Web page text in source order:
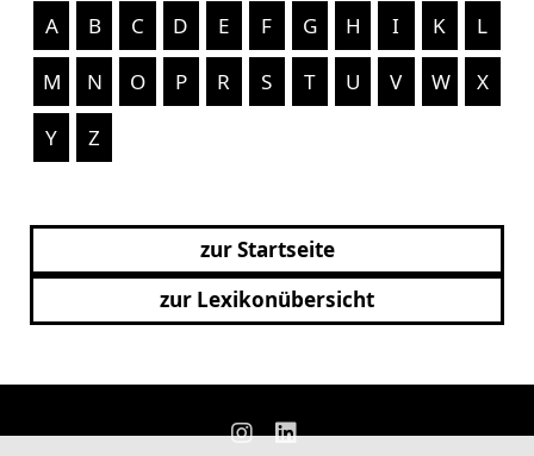
A B C D E F G H I K L
M N O P R S T U V W X
Y Z
zur Startseite
zur Lexikonübersicht